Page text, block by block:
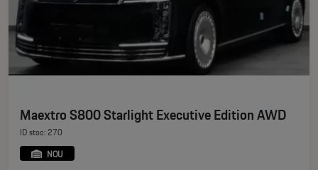
Maextro S800 Starlight Executive Edition AWD
ID stoc: 270
NOU